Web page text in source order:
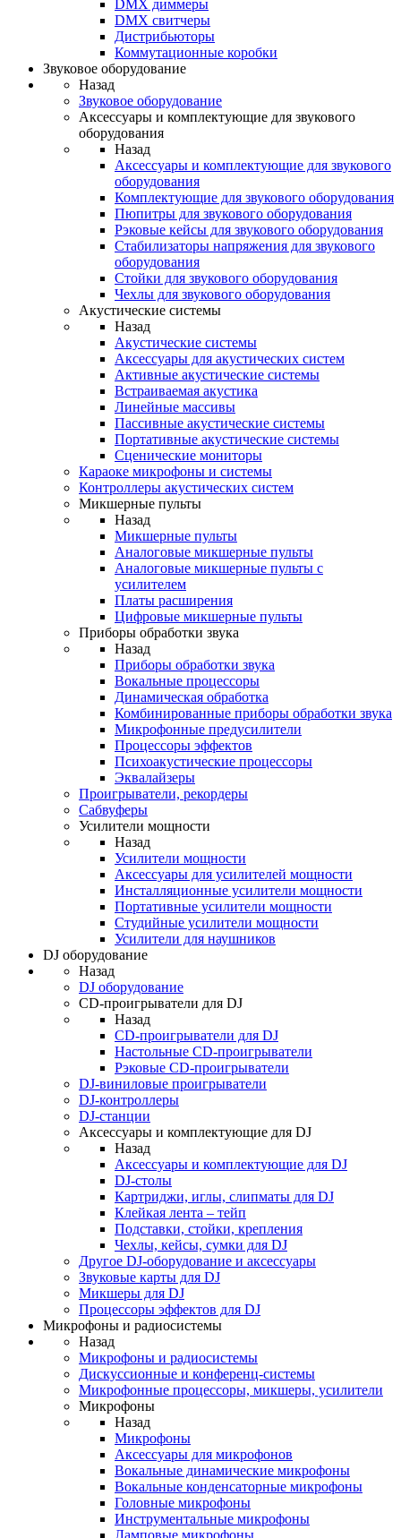
DMX диммеры
DMX свитчеры
Дистрибьюторы
Коммутационные коробки
Звуковое оборудование
Назад
Звуковое оборудование
Аксессуары и комплектующие для звукового
оборудования
Назад
Аксессуары и комплектующие для звукового
оборудования
Комплектующие для звукового оборудования
Пюпитры для звукового оборудования
Рэковые кейсы для звукового оборудования
Стабилизаторы напряжения для звукового
оборудования
Стойки для звукового оборудования
Чехлы для звукового оборудования
Акустические системы
Назад
Акустические системы
Аксессуары для акустических систем
Активные акустические системы
Встраиваемая акустика
Линейные массивы
Пассивные акустические системы
Портативные акустические системы
Сценические мониторы
Караоке микрофоны и системы
Контроллеры акустических систем
Микшерные пульты
Назад
Микшерные пульты
Аналоговые микшерные пульты
Аналоговые микшерные пульты с
усилителем
Платы расширения
Цифровые микшерные пульты
Приборы обработки звука
Назад
Приборы обработки звука
Вокальные процессоры
Динамическая обработка
Комбинированные приборы обработки звука
Микрофонные предусилители
Процессоры эффектов
Психоакустические процессоры
Эквалайзеры
Проигрыватели, рекордеры
Сабвуферы
Усилители мощности
Назад
Усилители мощности
Аксессуары для усилителей мощности
Инсталляционные усилители мощности
Портативные усилители мощности
Студийные усилители мощности
Усилители для наушников
DJ оборудование
Назад
DJ оборудование
CD-проигрыватели для DJ
Назад
CD-проигрыватели для DJ
Настольные CD-проигрыватели
Рэковые CD-проигрыватели
DJ-виниловые проигрыватели
DJ-контроллеры
DJ-станции
Аксессуары и комплектующие для DJ
Назад
Аксессуары и комплектующие для DJ
DJ-столы
Картриджи, иглы, слипматы для DJ
Клейкая лента – тейп
Подставки, стойки, крепления
Чехлы, кейсы, сумки для DJ
Другое DJ-оборудование и аксессуары
Звуковые карты для DJ
Микшеры для DJ
Процессоры эффектов для DJ
Микрофоны и радиосистемы
Назад
Микрофоны и радиосистемы
Дискуссионные и конференц-системы
Микрофонные процессоры, микшеры, усилители
Микрофоны
Назад
Микрофоны
Аксессуары для микрофонов
Вокальные динамические микрофоны
Вокальные конденсаторные микрофоны
Головные микрофоны
Инструментальные микрофоны
Ламповые микрофоны